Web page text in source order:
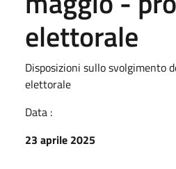
elettorale
Disposizioni sullo svolgimento
elettorale
Data :
23 aprile 2025